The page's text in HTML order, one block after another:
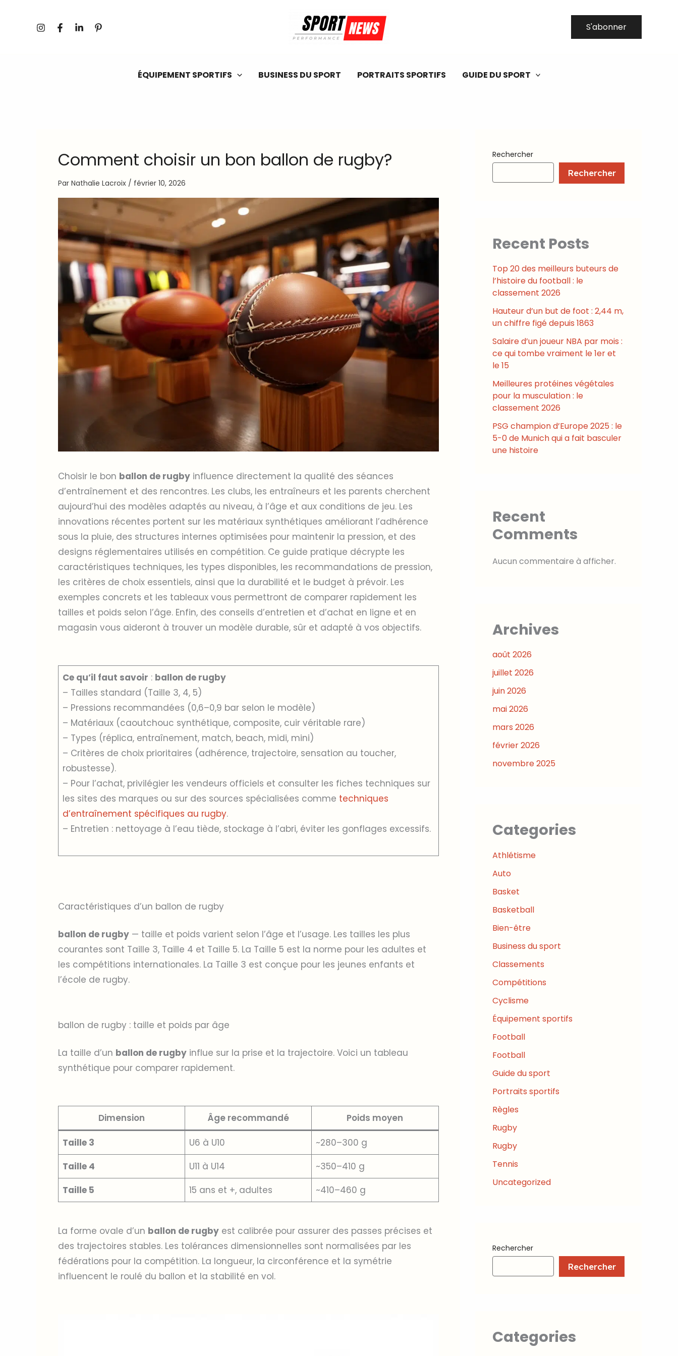
S'abonner
ÉQUIPEMENT SPORTIFS BUSINESS DU SPORT PORTRAITS SPORTIFS GUIDE DU SPORT
Comment choisir un bon ballon de rugby?
Par Nathalie Lacroix / février 10, 2026
Choisir le bon ballon de rugbyinfluence directement la qualité des séances
d’entraînement et des rencontres. Les clubs, les entraîneurs et les parents cherchent
aujourd’hui des modèles adaptés au niveau, à l’âge et aux conditions de jeu. Les
innovations récentes portent sur les matériaux synthétiques améliorant l’adhérence
sous la pluie, des structures internes optimisées pour maintenir la pression, et des
designs réglementaires utilisés en compétition. Ce guide pratique décrypte les
caractéristiques techniques, les types disponibles, les recommandations de pression,
les critères de choix essentiels, ainsi que la durabilité et le budget à prévoir. Les
exemples concrets et les tableaux vous permettront de comparer rapidement les
tailles et poids selon l’âge. Enfin, des conseils d’entretien et d’achat en ligne et en
magasin vous aideront à trouver un modèle durable, sûr et adapté à vos objectifs.
Ce qu’il faut savoir : ballon de rugby
– Tailles standard (Taille 3, 4, 5)
– Pressions recommandées (0,6–0,9 bar selon le modèle)
– Matériaux (caoutchouc synthétique, composite, cuir véritable rare)
– Types (réplica, entraînement, match, beach, midi, mini)
– Critères de choix prioritaires (adhérence, trajectoire, sensation au toucher,
robustesse).
– Pour l’achat, privilégier les vendeurs officiels et consulter les fiches techniques sur
les sites des marques ou sur des sources spécialisées comme techniques
d’entraînement spécifiques au rugby.
– Entretien : nettoyage à l’eau tiède, stockage à l’abri, éviter les gonflages excessifs.
Caractéristiques d’un ballon de rugby
ballon de rugby— taille et poids varient selon l’âge et l’usage. Les tailles les plus
courantes sont Taille 3, Taille 4 et Taille 5. La Taille 5 est la norme pour les adultes et
les compétitions internationales. La Taille 3 est conçue pour les jeunes enfants et
l’école de rugby.
ballon de rugby : taille et poids par âge
La taille d’un ballon de rugbyinflue sur la prise et la trajectoire. Voici un tableau
synthétique pour comparer rapidement.
Dimension Âge recommandé Poids moyen
Taille 3 U6 à U10
~280–300 g
Taille 4
U11 à U14
~350–410 g
Taille 5
15 ans et +, adultes ~410–460 g
La forme ovale d’un ballon de rugbyest calibrée pour assurer des passes précises et
des trajectoires stables. Les tolérances dimensionnelles sont normalisées par les
fédérations pour la compétition. La longueur, la circonférence et la symétrie
influencent le roulé du ballon et la stabilité en vol.
Rechercher
Rechercher
Recent Posts
Top 20 des meilleurs buteurs de
l’histoire du football : le
classement 2026
Hauteur d’un but de foot : 2,44 m,
un chiffre figé depuis 1863
Salaire d’un joueur NBA par mois :
ce qui tombe vraiment le 1er et
le 15
Meilleures protéines végétales
pour la musculation : le
classement 2026
PSG champion d’Europe 2025 : le
5-0 de Munich qui a fait basculer
une histoire
Recent
Comments
Aucun commentaire à afficher.
Archives
août 2026
juillet 2026
juin 2026
mai 2026
mars 2026
février 2026
novembre 2025
Categories
Athlétisme
Auto
Basket
Basketball
Bien-être
Business du sport
Classements
Compétitions
Cyclisme
Équipement sportifs
Football
Football
Guide du sport
Portraits sportifs
Règles
Rugby
Rugby
Tennis
Uncategorized
Rechercher
Rechercher
Categories